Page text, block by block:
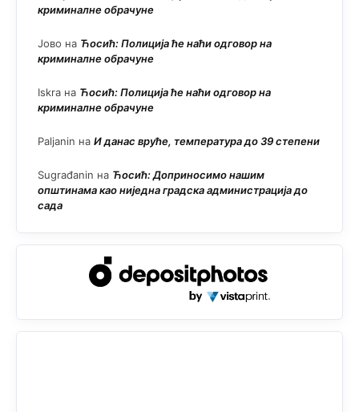
криминалне обрачуне
Јово на Ћосић: Полиција ће наћи одговор на
криминалне обрачуне
Iskra на Ћосић: Полиција ће наћи одговор на
криминалне обрачуне
Paljanin на И данас вруће, температура до 39 степени
Sugrađanin на Ћосић: Доприносимо нашим
општинама као ниједна градска администрација до
сада